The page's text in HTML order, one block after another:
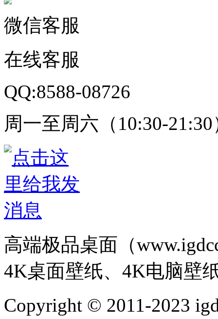
微信客服
在线客服
QQ:8588-08726
周一至周六（10:30-21:30
高端极品桌面（
4K桌面壁纸、4K电脑壁
Copyright © 2011-2023